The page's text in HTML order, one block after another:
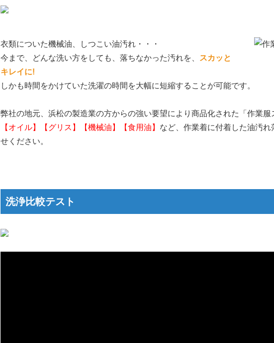
衣類についた機械油、しつこい油汚れ・・・
今まで、どんな洗い方をしても、落ちなかった汚れを、
スカッと
キレイに!
しかも時間をかけていた洗濯の時間を大幅に短縮することが可能です。
弊社の地元、浜松の製造業の方からの強い要望により商品化された「作業服
【オイル】【グリス】【機械油】【食用油】 など、作業着に付着した油汚れ
せください。
洗浄比較テスト